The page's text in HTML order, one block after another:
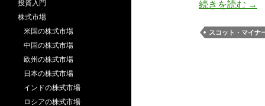
続きを読む マ
→
スコット・マイナ
投資入門
株式市場
米国の株式市場
中国の株式市場
欧州の株式市場
日本の株式市場
インドの株式市場
ロシアの株式市場